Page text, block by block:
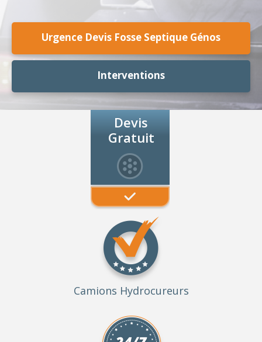
Urgence Devis Fosse Septique Génos
Interventions
Devis
Gratuit
Camions Hydrocureurs